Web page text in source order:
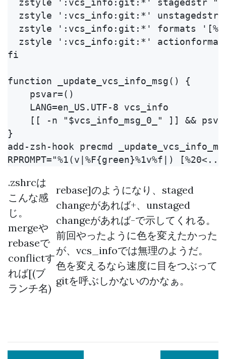
zstyle ':vcs_info:git:*' stagedstr
zstyle ':vcs_info:git:*' unstagedstr
zstyle ':vcs_info:git:*' formats
zstyle ':vcs_info:git:*'
fi
function _update_vcs_info_msg() {
    psvar=()
    LANG=en_US.UTF-8 vcs_info
[[ -n "$vcs_info_msg_0_" ]] &&
}
add-zsh-hook precmd
.zshrcは
こんな感
じ。
mergeや
rebaseで
conflictす
れば[(ブ
ランチ名)
rebase]のようになり、staged
changeがあれば+、unstaged
changeがあれば-で示してくれる。
前回やったように色を変えたかった
が、vcs_infoでは無理のようだ。
色を変えるなら速度に目をつぶって
gitを呼ぶしかないのかなぁ。